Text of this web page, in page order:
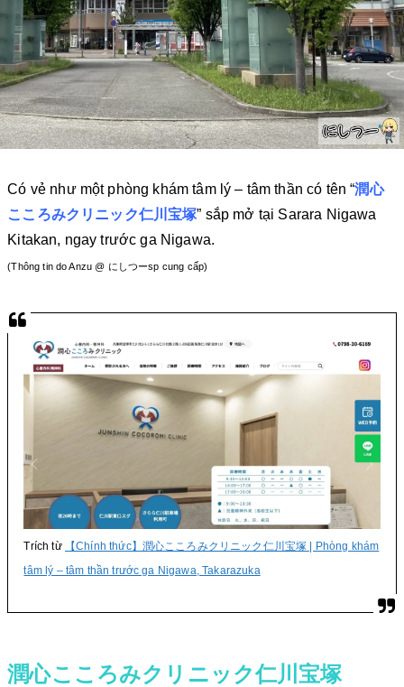
Có vẻ như một phòng khám tâm lý – tâm thần có tên “潤心
こころみクリニック仁川宝塚” sắp mở tại Sarara Nigawa
Kitakan, ngay trước ga Nigawa.
(Thông tin do Anzu @ にしつーsp cung cấp)
Trích từ 【Chính thức】潤心こころみクリニック仁川宝塚 | Phòng khám
tâm lý – tâm thần trước ga Nigawa, Takarazuka
潤心こころみクリニック仁川宝塚